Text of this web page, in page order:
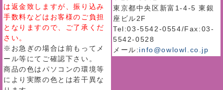
は返金致しますが、振り込み
手数料などはお客様のご負担
となりますので、ご了承くだ
さい。
※お急ぎの場合は前もってメ
ール等にてご確認下さい。
商品の色はパソコンの環境等
により実際の色とは若干異な
東京都中央区新富1-4-5 東銀
座ビル2F
Tel:03-5542-0554/Fax:03-
5542-0528
メール:info@owlowl.co.jp